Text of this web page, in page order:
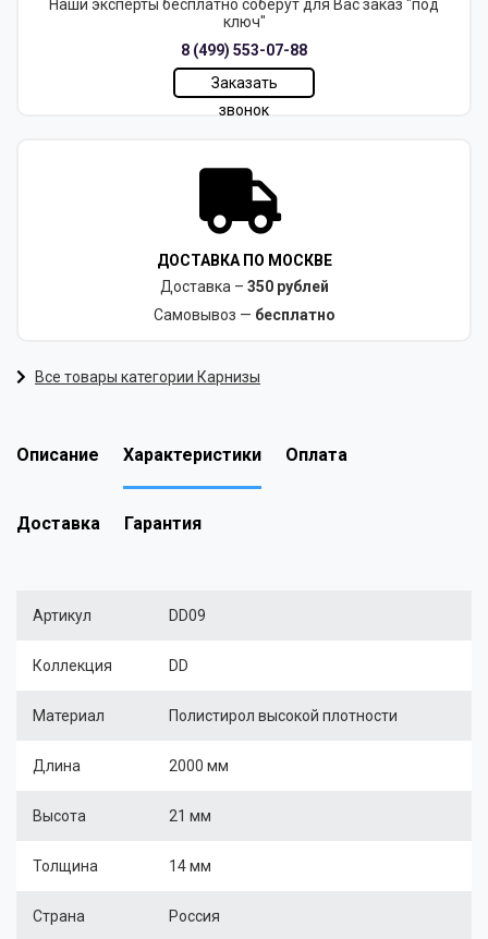
Наши эксперты бесплатно соберут для Вас заказ "под
ключ"
8 (499) 553-07-88
Заказать
звонок
ДОСТАВКА ПО МОСКВЕ
Доставка – 350 рублей
Самовывоз — бесплатно
Все товары категории Карнизы
Описание Характеристики Оплата
Доставка Гарантия
Артикул DD09
Коллекция DD
Материал Полистирол высокой плотности
Длина 2000 мм
Высота 21 мм
Толщина 14 мм
Страна Россия